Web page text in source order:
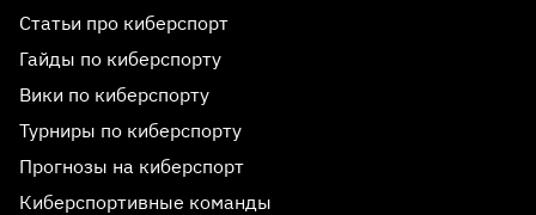
Статьи про киберспорт
Гайды по киберспорту
Вики по киберспорту
Турниры по киберспорту
Прогнозы на киберспорт
Киберспортивные команды